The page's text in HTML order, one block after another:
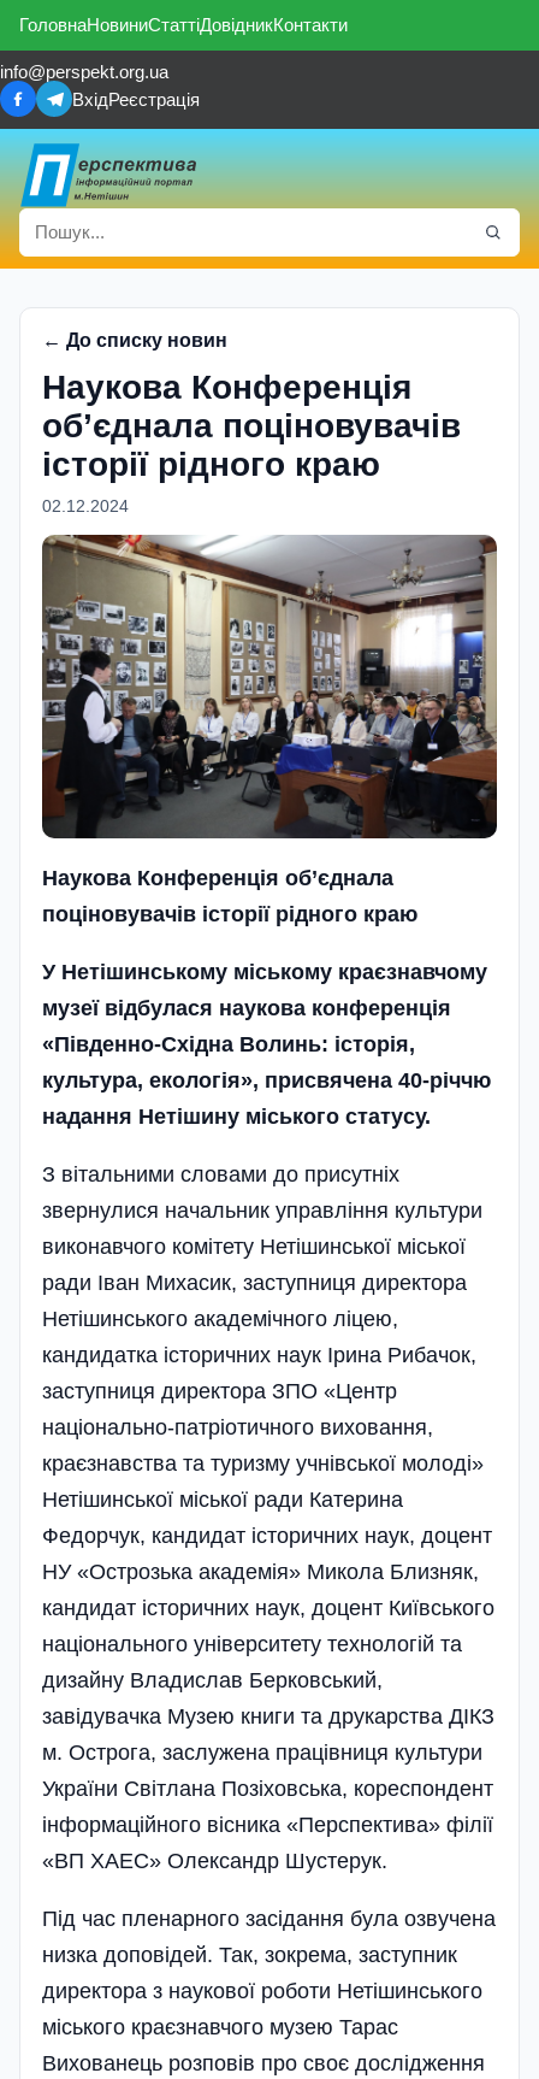
ГоловнаНовиниСтаттіДовідникКонтакти
info@perspekt.org.ua
ВхідРеєстрація
← До списку новин
Наукова Конференція
об’єднала поціновувачів
історії рідного краю
02.12.2024
Наукова Конференція об’єднала
поціновувачів історії рідного краю
У Нетішинському міському краєзнавчому
музеї відбулася наукова конференція
«Південно-Східна Волинь: історія,
культура, екологія», присвячена 40-річчю
надання Нетішину міського статусу.
З вітальними словами до присутніх
звернулися начальник управління культури
виконавчого комітету Нетішинської міської
ради Іван Михасик, заступниця директора
Нетішинського академічного ліцею,
кандидатка історичних наук Ірина Рибачок,
заступниця директора ЗПО «Центр
національно-патріотичного виховання,
краєзнавства та туризму учнівської молоді»
Нетішинської міської ради Катерина
Федорчук, кандидат історичних наук, доцент
НУ «Острозька академія» Микола Близняк,
кандидат історичних наук, доцент Київського
національного університету технологій та
дизайну Владислав Берковський,
завідувачка Музею книги та друкарства ДІКЗ
м. Острога, заслужена працівниця культури
України Світлана Позіховська, кореспондент
інформаційного вісника «Перспектива» філії
«ВП ХАЕС» Олександр Шустерук.
Під час пленарного засідання була озвучена
низка доповідей. Так, зокрема, заступник
директора з наукової роботи Нетішинського
міського краєзнавчого музею Тарас
Вихованець розповів про своє дослідження